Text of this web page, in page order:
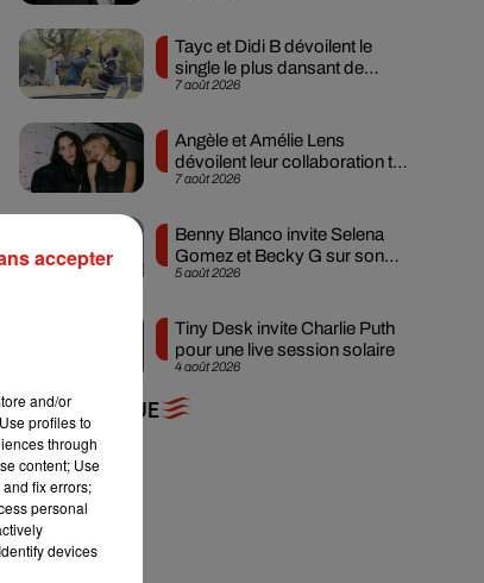
7 août 2026
Tayc et Didi B dévoilent le
single le plus dansant de
l’année
7 août 2026
Angèle et Amélie Lens
dévoilent leur collaboration tant
attendue
5 août 2026
Benny Blanco invite Selena
Gomez et Becky G sur son
nouveau single
4 août 2026
Tiny Desk invite Charlie Puth
pour une live session solaire
+ DE MUSIQUE
and/or
profiles to
through
content; Use
fix errors;
personal
devices
accepter